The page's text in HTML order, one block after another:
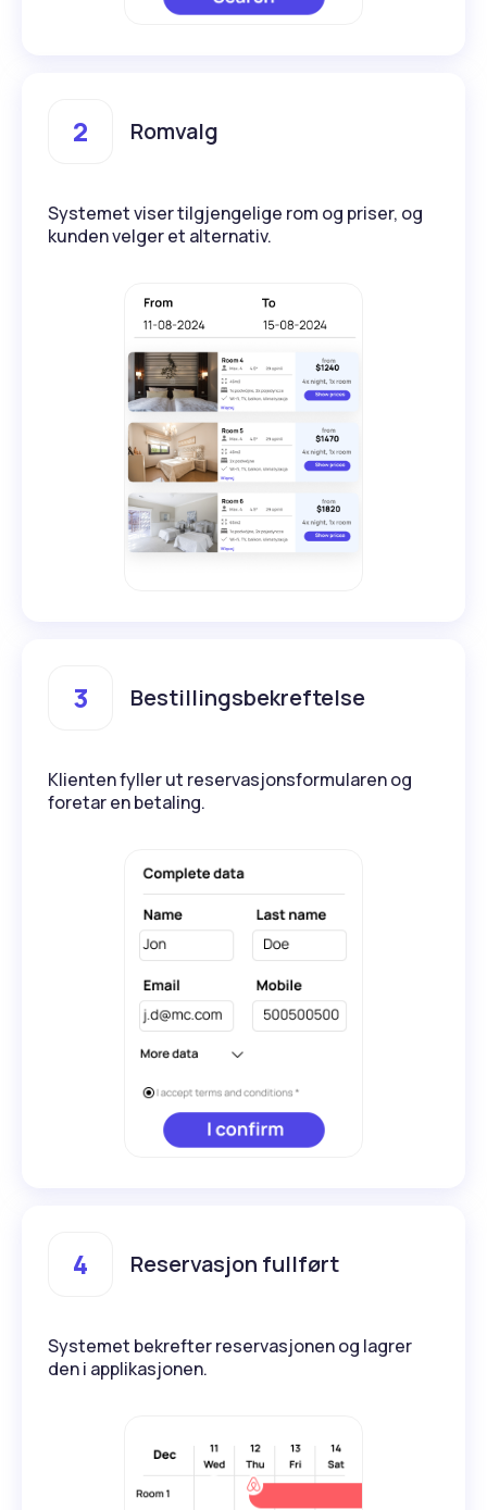
2 Romvalg
Systemet viser tilgjengelige rom og priser, og
kunden velger et alternativ.
3 Bestillingsbekreftelse
Klienten fyller ut reservasjonsformularen og
foretar en betaling.
4 Reservasjon fullført
Systemet bekrefter reservasjonen og lagrer
den i applikasjonen.